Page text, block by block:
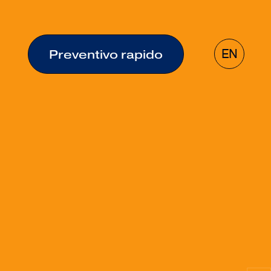
Preventivo rapido EN